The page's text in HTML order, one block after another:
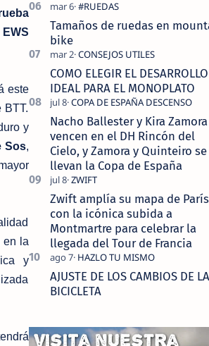
este
BTT.
y
Sos,
en la
y
Tamaños de ruedas en
bike
COMO ELEGIR EL DESARROLLO
IDEAL PARA EL MONOPLATO
Nacho Ballester y Kira Zamora
vencen en el DH Rincón del
Cielo, y Zamora y Quinteiro se
llevan la Copa de España
Zwift amplía su mapa de París
con la icónica subida a
Montmartre para celebrar la
llegada del Tour de Francia
AJUSTE DE LOS CAMBIOS DE LA
BICICLETA